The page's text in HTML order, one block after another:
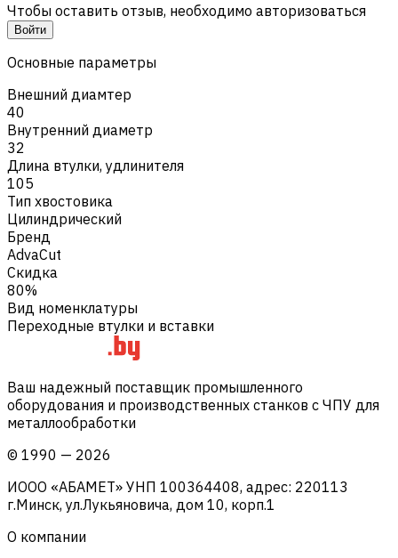
Чтобы оставить отзыв, необходимо авторизоваться
Войти
Основные параметры
Внешний диамтер
40
Внутренний диаметр
32
Длина втулки, удлинителя
105
Тип хвостовика
Цилиндрический
Бренд
AdvaCut
Скидка
80%
Вид номенклатуры
Переходные втулки и вставки
Ваш надежный поставщик промышленного
оборудования и производственных станков с ЧПУ для
металлообработки
© 1990 — 2026
ИООО «АБАМЕТ» УНП 100364408, адрес: 220113
г.Минск, ул.Лукьяновича, дом 10, корп.1
О компании